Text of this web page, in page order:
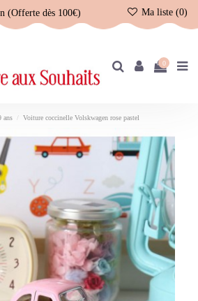
(Offerte dès 100€) Ma liste (0)
0
ans Voiture coccinelle Volskwagen rose pastel